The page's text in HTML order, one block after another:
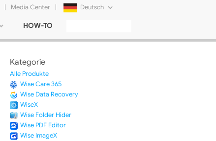
| Media Center | Deutsch
Русский
HOW-TO
Kategorie
Alle Produkte
Wise Care 365
Wise Data Recovery
WiseX
Wise Folder Hider
Wise PDF Editor
Wise ImageX